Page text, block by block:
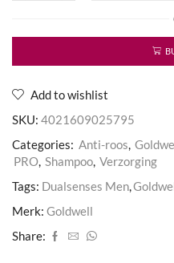
Shampoo
Add to wishlist
SKU: 4021609025795
Categories: Anti-roos,
PRO, Shampoo, Verzorging
Tags: Dualsenses Men,
Merk: Goldwell
Share: